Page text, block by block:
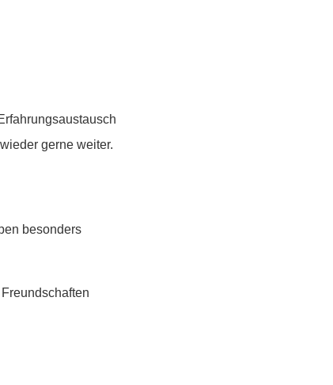
gerne weiter.
besonders